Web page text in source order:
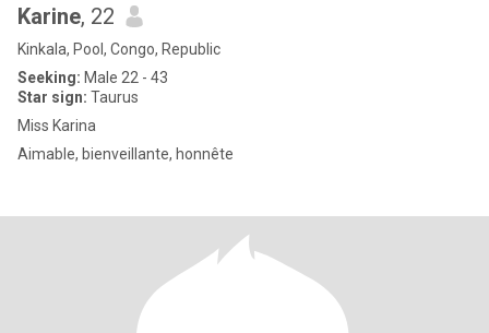
Karine, 22
Kinkala, Pool, Congo, Republic
Seeking: Male 22 - 43
Star sign: Taurus
Miss Karina
Aimable, bienveillante, honnête